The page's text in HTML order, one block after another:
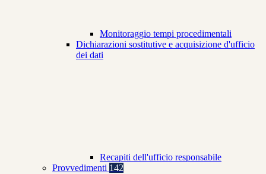
Monitoraggio tempi procedimentali
Dichiarazioni sostitutive e acquisizione d'ufficio
dei dati
Recapiti dell'ufficio responsabile
Provvedimenti 142